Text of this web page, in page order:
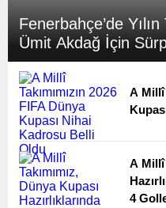
Fenerbahçe’de
Ümit Akdağ İçin
A Millî
A Millî
4